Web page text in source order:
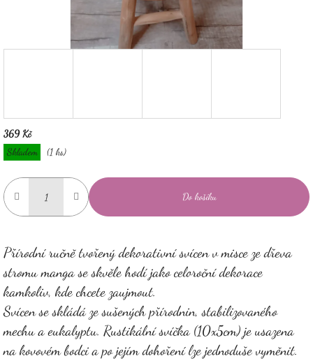
369 Kč
Měrná
cena:
Skladem (1 ks)
Do košíku
Přírodní ručně tvořený dekorativní svícen v misce ze dřeva
stromu manga se skvěle hodí jako celoroční dekorace
kamkoliv, kde chcete zaujmout.
Svícen se skládá ze sušených přírodnin, stabilizovaného
mechu a eukalyptu. Rustikální svíčka (10x5cm) je usazena
na kovovém bodci a po jejím dohoření lze jednoduše vyměnit.